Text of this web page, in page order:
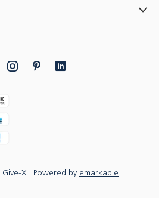
Give-X | Powered by emarkable